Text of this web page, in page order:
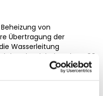
Beheizung von
Übertragung der
Wasserleitung
das Alu-Klebeband ALU 88
geeignet, dabei
für Warm- und